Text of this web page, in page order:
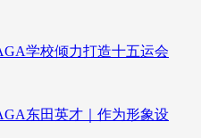
学校倾力打造十五运会
东田英才｜作为形象设